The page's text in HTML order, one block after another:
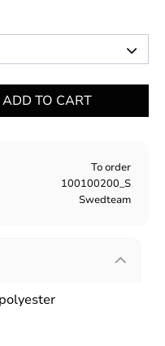
To order
100100200_S
Swedteam